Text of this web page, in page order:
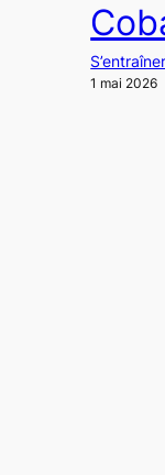
1 mai 2026